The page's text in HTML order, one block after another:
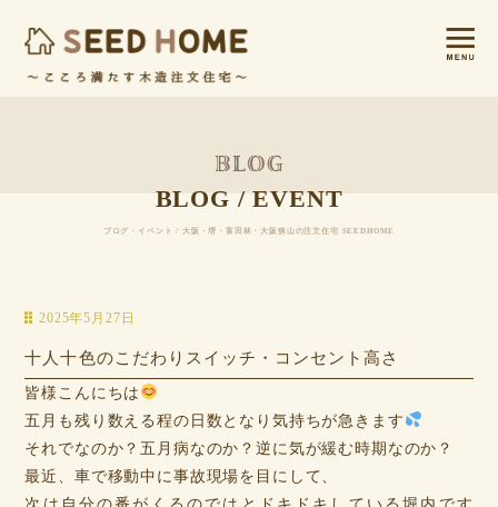
BLOG / EVENT
ブログ・イベント / 大阪・堺・富田林・大阪狭山の注文住宅 SEEDHOME
2025年5月27日
十人十色のこだわりスイッチ・コンセント高さ
皆様こんにちは
五月も残り数える程の日数となり気持ちが急きます
それでなのか？五月病なのか？逆に気が緩む時期なのか？
最近、車で移動中に事故現場を目にして、